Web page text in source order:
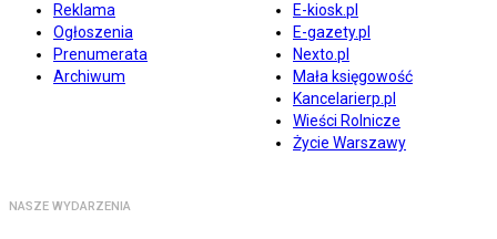
Reklama
Ogłoszenia
Prenumerata
Archiwum
E-kiosk.pl
E-gazety.pl
Nexto.pl
Mała księgowość
Kancelarierp.pl
Wieści Rolnicze
Życie Warszawy
NASZE WYDARZENIA